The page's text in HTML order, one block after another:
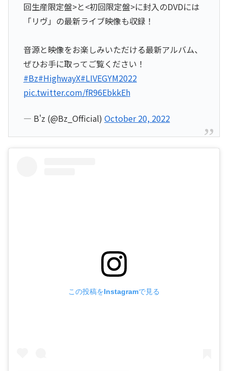
回生産限定盤>と<初回限定盤>に封入のDVDには
「リヴ」の最新ライブ映像も収録！
音源と映像をお楽しみいただける最新アルバム、
ぜひお手に取ってご覧ください！
#Bz#HighwayX#LIVEGYM2022
pic.twitter.com/fR96EbkkEh
— B'z (@Bz_Official) October 20, 2022
この投稿をInstagramで見る